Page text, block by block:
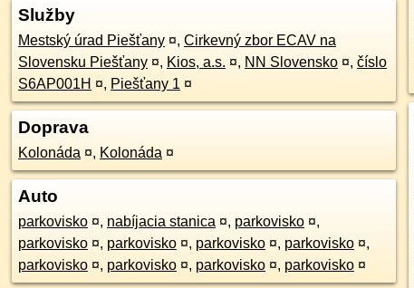
Služby
Mestský úrad Piešťany ¤, Cirkevný zbor ECAV na
Slovensku Piešťany ¤, Kios, a.s. ¤, NN Slovensko ¤, číslo
S6AP001H ¤, Piešťany 1 ¤
Doprava
Kolonáda ¤, Kolonáda ¤
Auto
parkovisko ¤, nabíjacia stanica ¤, parkovisko ¤,
parkovisko ¤, parkovisko ¤, parkovisko ¤, parkovisko ¤,
parkovisko ¤, parkovisko ¤, parkovisko ¤, parkovisko ¤